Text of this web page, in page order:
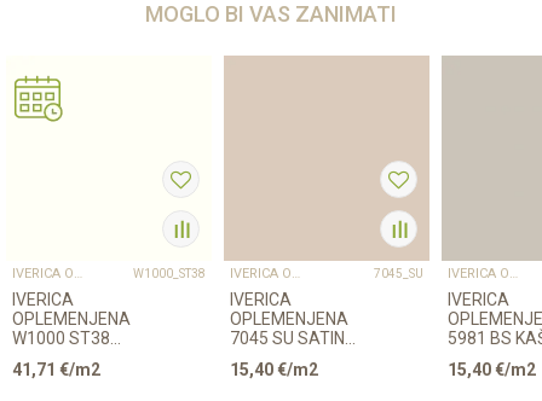
MOGLO BI VAS ZANIMATI
IVERICA OPLEMENJENA W1000_ST38
IVERICA
OPLEMENJENA
W1000 ST38
EGGER
41,71 €/m2
IVERICA OPLEMENJENA 7045_SU
IVERICA
OPLEMENJENA
7045 SU SATIN
15,40€/m2
IVERICA OPLEMENJENA
IVERICA
5981 BS
15,40€/m2